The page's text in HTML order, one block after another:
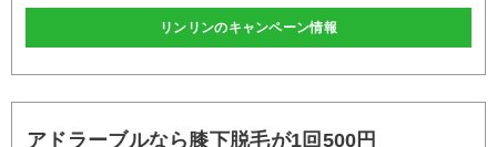
リンリンのキャンペーン情報
アドラーブルなら膝下脱毛が1回500円